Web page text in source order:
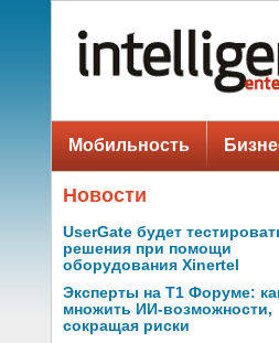
Мобильность
Новости
UserGate будет
решения при помощи
оборудования Xinertel
Эксперты на Т1 Форуме:
множить ИИ-возможности,
сокращая риски